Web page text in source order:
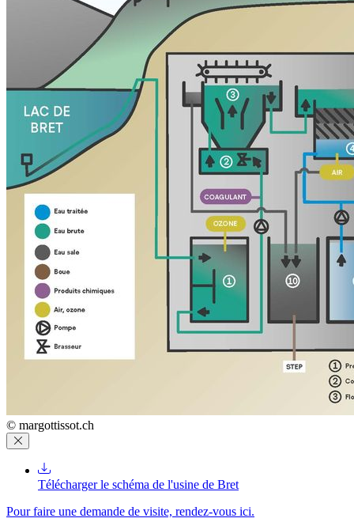
© margottissot.ch
Télécharger le schéma de l'usine de Bret
Pour faire une demande de visite, rendez-vous ici.